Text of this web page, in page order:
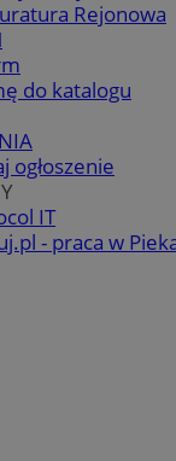
Rejonowa
do katalogu
ogłoszenie
IT
- praca w